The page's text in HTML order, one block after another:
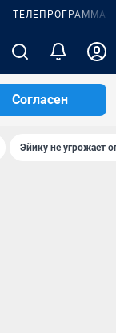
ТЕЛЕПРОГРАММА
Согласен
Эйику не угрожает